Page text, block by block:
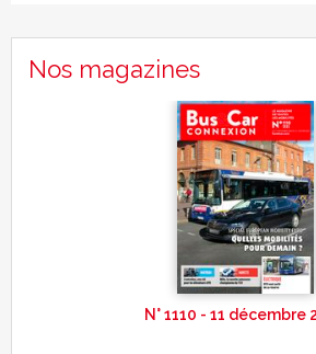
Nos magazines
N° 1110 - 11 décembre